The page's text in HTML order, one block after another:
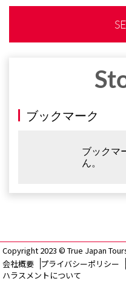
ブックマーク
ブックマ
ん。
Copyright 2023 © True Japan
会社概要
プライバシーポリシー
ハラスメントについて